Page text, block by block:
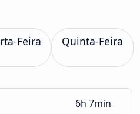
Feira Quinta-Feira
6h 7min